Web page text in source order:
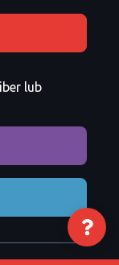
lub